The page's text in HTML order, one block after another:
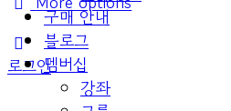
로그인
구매 안내
블로그
멤버십
강좌